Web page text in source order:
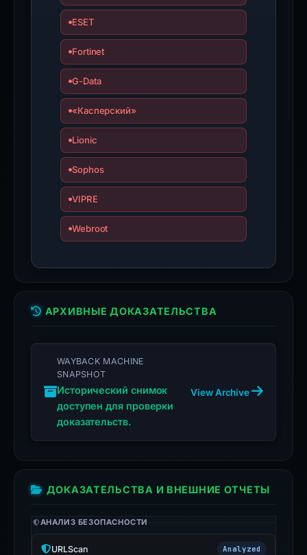
ESET
Fortinet
G-Data
«Касперский»
Lionic
Sophos
VIPRE
Webroot
АРХИВНЫЕ ДОКАЗАТЕЛЬСТВА
WAYBACK MACHINE
SNAPSHOT
Исторический снимок
доступен для проверки
доказательств.
View Archive
ДОКАЗАТЕЛЬСТВА И ВНЕШНИЕ ОТЧЕТЫ
АНАЛИЗ БЕЗОПАСНОСТИ
URLScan Analyzed